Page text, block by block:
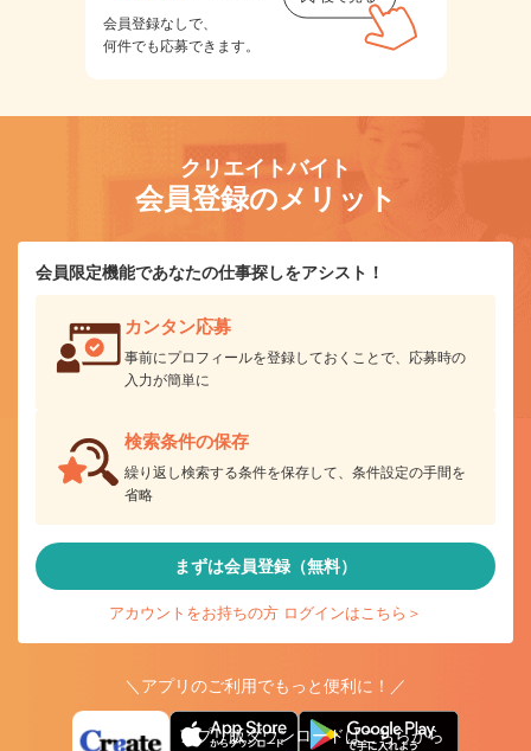
会員登録なしで、
何件でも応募できます。
クリエイトバイト
会員登録のメリット
会員限定機能であなたの仕事探しをアシスト！
カンタン応募
事前にプロフィールを登録しておくことで、応募時の
入力が簡単に
検索条件の保存
繰り返し検索する条件を保存して、条件設定の手間を
省略
まずは会員登録（無料）
アカウントをお持ちの方 ログインはこちら＞
＼アプリのご利用でもっと便利に！／
アプリ版ダウンロードはこちらから